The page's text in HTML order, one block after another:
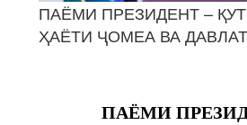
ПАЁМИ ПРЕЗИДЕНТ –
ҲАЁТИ ҶОМЕА ВА ДАВЛАТ
ПАЁМИ